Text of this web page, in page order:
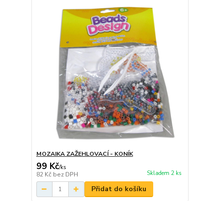
MOZAIKA ZAŽEHLOVACÍ - KONÍK
99 Kč/ks
82 Kč bez DPH Skladem 2 ks
Přidat do košíku